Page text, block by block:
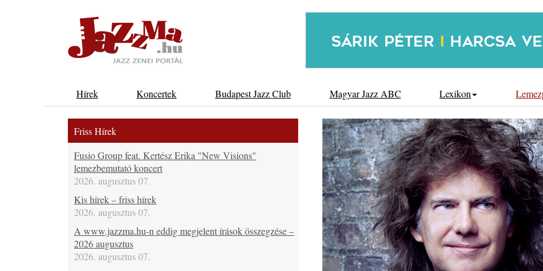
Hírek Koncertek Budapest Jazz Club Magyar Jazz ABC Lexikon
Friss Hírek
Fusio Group feat. Kertész Erika "New Visions"
lemezbemutató koncert
2026. augusztus 07.
Kis hírek – friss hírek
2026. augusztus 07.
A www.jazzma.hu-n eddig megjelent írások összegzése –
2026 augusztus
2026. augusztus 07.